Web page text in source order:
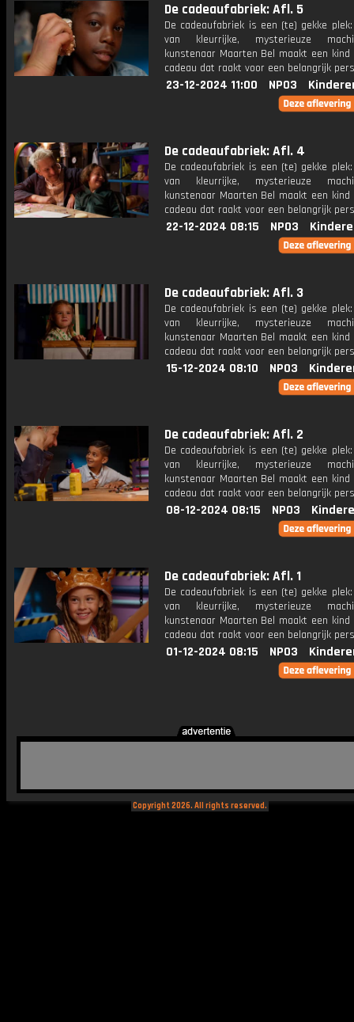
De cadeaufabriek: Afl. 5
De cadeaufabriek is een (te) gekke
van kleurrijke, mysterieuze
kunstenaar Maarten Bel maakt een kind
cadeau dat raakt voor een belangrijk
23-12-2024 11:00 NPO3
De cadeaufabriek: Afl. 4
De cadeaufabriek is een (te) gekke
van kleurrijke, mysterieuze
kunstenaar Maarten Bel maakt een kind
cadeau dat raakt voor een belangrijk
22-12-2024 08:15 NPO3
De cadeaufabriek: Afl. 3
De cadeaufabriek is een (te) gekke
van kleurrijke, mysterieuze
kunstenaar Maarten Bel maakt een kind
cadeau dat raakt voor een belangrijk
15-12-2024 08:10 NPO3
De cadeaufabriek: Afl. 2
De cadeaufabriek is een (te) gekke
van kleurrijke, mysterieuze
kunstenaar Maarten Bel maakt een kind
cadeau dat raakt voor een belangrijk
08-12-2024 08:15 NPO3
De cadeaufabriek: Afl. 1
De cadeaufabriek is een (te) gekke
van kleurrijke, mysterieuze
kunstenaar Maarten Bel maakt een kind
cadeau dat raakt voor een belangrijk
01-12-2024 08:15 NPO3
Copyright 2026. All rights reserved.